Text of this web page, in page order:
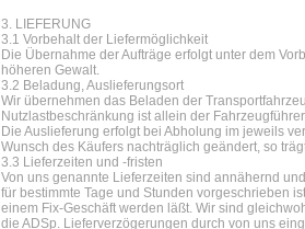
3. LIEFERUNG
3.1 Vorbehalt der Liefermöglichkeit
Die Übernahme der Aufträge erfolgt unter dem
höheren Gewalt.
3.2 Beladung, Auslieferungsort
Wir übernehmen das Beladen der
Nutzlastbeschränkung ist allein der
Die Auslieferung erfolgt bei Abholung im jeweils
Wunsch des Käufers nachträglich geändert, so
3.3 Lieferzeiten und -fristen
Von uns genannte Lieferzeiten sind annähernd
für bestimmte Tage und Stunden vorgeschrieben
einem Fix-Geschäft werden läßt. Wir sind
die ADSp. Lieferverzögerungen durch von uns